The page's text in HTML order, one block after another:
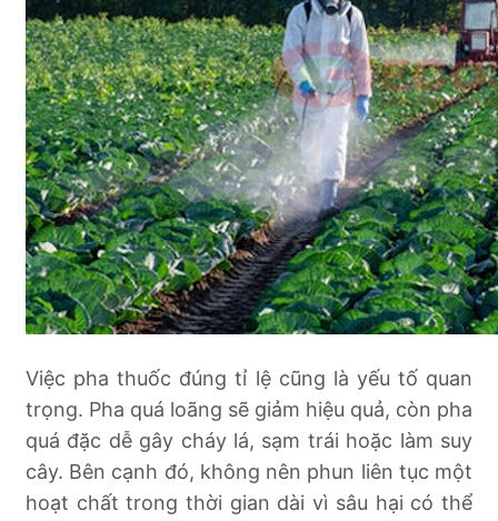
Việc pha thuốc đúng tỉ lệ cũng là yếu tố quan
trọng. Pha quá loãng sẽ giảm hiệu quả, còn pha
quá đặc dễ gây cháy lá, sạm trái hoặc làm suy
cây. Bên cạnh đó, không nên phun liên tục một
hoạt chất trong thời gian dài vì sâu hại có thể